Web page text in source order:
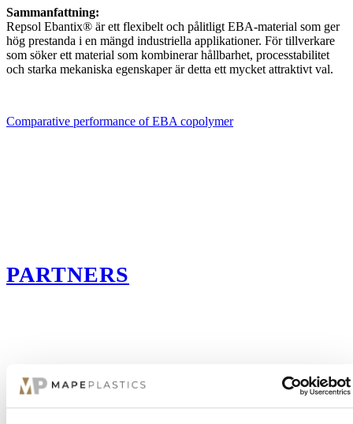
Sammanfattning:
Repsol Ebantix® är ett flexibelt och pålitligt EBA-material som ger
hög prestanda i en mängd industriella applikationer. För tillverkare
som söker ett material som kombinerar hållbarhet, processtabilitet
och starka mekaniska egenskaper är detta ett mycket attraktivt val.
Comparative performance of EBA copolymer
PARTNERS